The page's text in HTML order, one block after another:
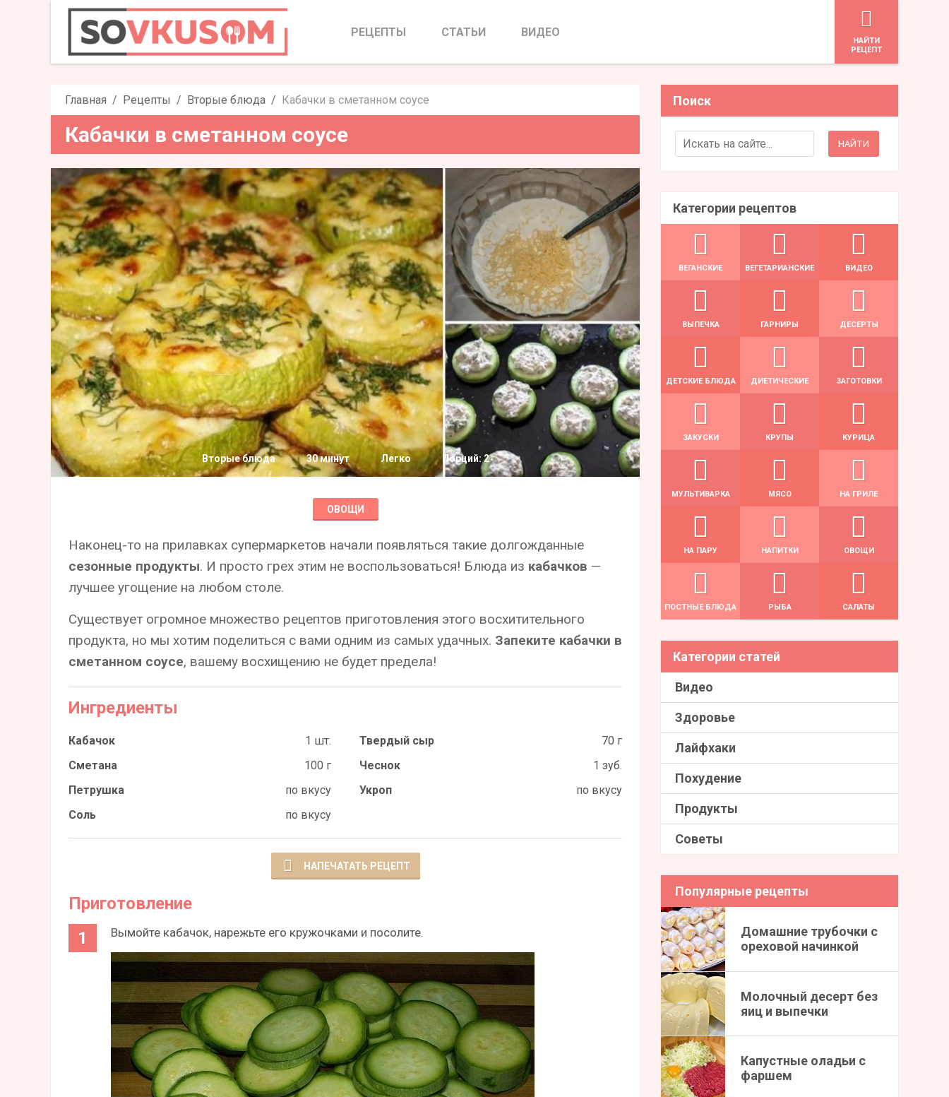
Кабачки в сметанном соусе
РЕЦЕПТЫ СТАТЬИ ВИДЕО
HАЙТИ
РЕЦЕПТ
Главная Рецепты Вторые блюда Кабачки в сметанном соусе
Кабачки в сметанном соусе
Вторые блюда 30 минут Легко Порций: 2
ОВОЩИ
Наконец-то на прилавках супермаркетов начали появляться такие долгожданные
сезонные продукты. И просто грех этим не воспользоваться! Блюда из кабачков —
лучшее угощение на любом столе.
Существует огромное множество рецептов приготовления этого восхитительного
продукта, но мы хотим поделиться с вами одним из самых удачных. Запеките кабачки в
сметанном соусе, вашему восхищению не будет предела!
Ингредиенты
Кабачок 1 шт. Твердый сыр
70 г
Сметана
100 г Чеснок
1 зуб.
Петрушка
по вкусу Укроп
по вкусу
Соль
по вкусу
НАПЕЧАТАТЬ РЕЦЕПТ
Приготовление
Вымойте кабачок, нарежьте его кружочками и посолите.
Поиск
Search for:
Категории рецептов
ВЕГАНСКИЕ ВЕГЕТАРИАНСКИЕ ВИДЕО
ВЫПЕЧКА ГАРНИРЫ ДЕСЕРТЫ
ДЕТСКИЕ БЛЮДА ДИЕТИЧЕСКИЕ ЗАГОТОВКИ
ЗАКУСКИ КРУПЫ КУРИЦА
МУЛЬТИВАРКА МЯСО НА ГРИЛЕ
НА ПАРУ НАПИТКИ ОВОЩИ
ПОСТНЫЕ БЛЮДА РЫБА САЛАТЫ
Категории статей
Видео
Здоровье
Лайфхаки
Похудение
Продукты
Советы
Популярные рецепты
Домашние трубочки с
ореховой начинкой
Молочный десерт без
яиц и выпечки
Капустные оладьи с
фаршем